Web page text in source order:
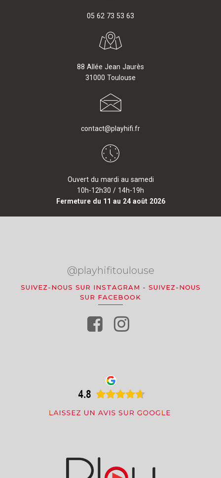
05 62 73 53 63
88 Allée Jean Jaurès
31000 Toulouse
contact@playhifi.fr
Ouvert du mardi au samedi
10h-12h30 / 14h-19h
Fermeture du 11 au 24 août 2026
@playhifitoulouse
SUIVEZ-NOUS SUR INSTAGRAM - SUIVEZ-NOUS
SUR FACEBOOK